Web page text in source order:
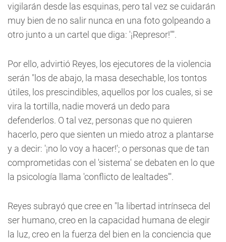
vigilarán desde las esquinas, pero tal vez se cuidarán
muy bien de no salir nunca en una foto golpeando a
otro junto a un cartel que diga: '¡Represor!"".
Por ello, advirtió Reyes, los ejecutores de la violencia
serán "los de abajo, la masa desechable, los tontos
útiles, los prescindibles, aquellos por los cuales, si se
vira la tortilla, nadie moverá un dedo para
defenderlos. O tal vez, personas que no quieren
hacerlo, pero que sienten un miedo atroz a plantarse
y a decir: '¡no lo voy a hacer!'; o personas que de tan
comprometidas con el 'sistema' se debaten en lo que
la psicología llama 'conflicto de lealtades'".
Reyes subrayó que cree en "la libertad intrínseca del
ser humano, creo en la capacidad humana de elegir
la luz, creo en la fuerza del bien en la conciencia que